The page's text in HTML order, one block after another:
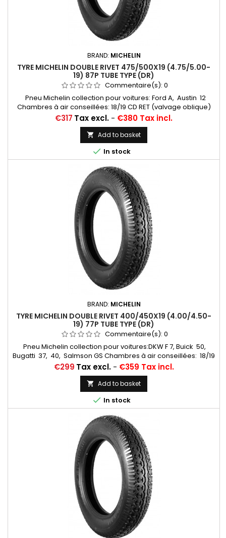
BRAND: MICHELIN
TYRE MICHELIN DOUBLE RIVET 475/500X19 (4.75/5.00-
19) 87P TUBE TYPE (DR)
Commentaire(s): 0
Pneu Michelin collection pour voitures: Ford A, Austin 12
Chambres à air conseillées: 18/19 CD RET (valvage oblique)
Michelin, 19 CR (valvage droit) ... Autres appellations: 4,75-19;
5,00-19; 4,75x19; 5,00x19; 4,75/5,00-19; 475x19; 500x19;
475/500*19
Price
€317 Tax excl. - €380 Tax incl.
 Add to basket
 In stock
BRAND: MICHELIN
TYRE MICHELIN DOUBLE RIVET 400/450X19 (4.00/4.50-
19) 77P TUBE TYPE (DR)
Commentaire(s): 0
Pneu Michelin collection pour voitures:DKW F 7, Buick 50,
Bugatti 37, 40, Salmson GS Chambres à air conseillées: 18/19
CD RET (valvage oblique) Michelin, 19 CR (valvage droit)...
Autres appellations: 4,00-19; 4,50-19; 4,00x19; 4,50x19;
4,00/4,50-19; 400x19; 450x19; 400/450*19; 4,50*19
Price
€299 Tax excl.- €359 Tax incl.
 Add to basket
 In stock